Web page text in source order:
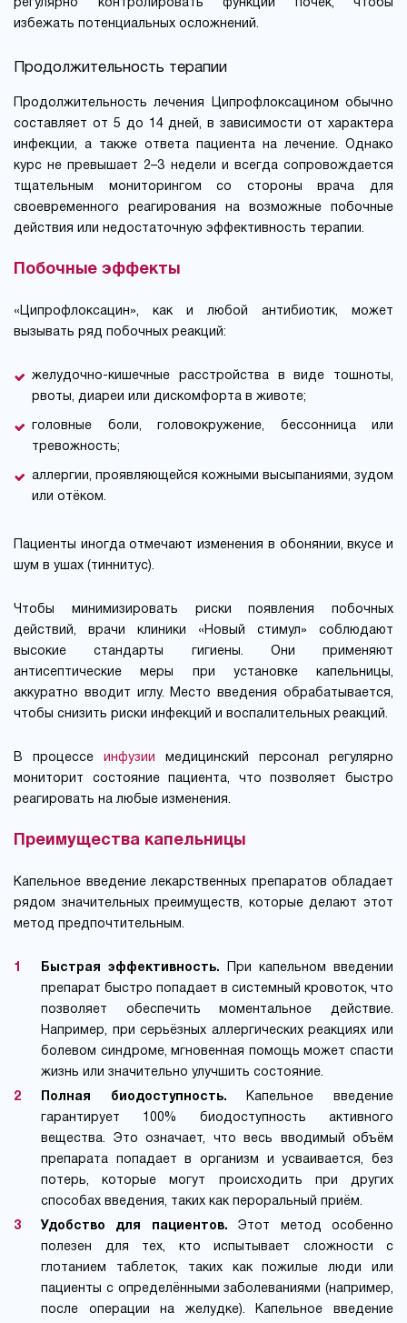
регулярно контролировать функции почек, чтобы
избежать потенциальных осложнений.
Продолжительность терапии
Продолжительность лечения Ципрофлоксацином обычно
составляет от 5 до 14 дней, в зависимости от характера
инфекции, а также ответа пациента на лечение. Однако
курс не превышает 2–3 недели и всегда сопровождается
тщательным мониторингом со стороны врача для
своевременного реагирования на возможные побочные
действия или недостаточную эффективность терапии.
Побочные эффекты
«Ципрофлоксацин», как и любой антибиотик, может
вызывать ряд побочных реакций:
желудочно-кишечные расстройства в виде тошноты,
рвоты, диареи или дискомфорта в животе;
головные боли, головокружение, бессонница или
тревожность;
аллергии, проявляющейся кожными высыпаниями, зудом
или отёком.
Пациенты иногда отмечают изменения в обонянии, вкусе и
шум в ушах (тиннитус).
Чтобы минимизировать риски появления побочных
действий, врачи клиники «Новый стимул» соблюдают
высокие стандарты гигиены. Они применяют
антисептические меры при установке капельницы,
аккуратно вводит иглу. Место введения обрабатывается,
чтобы снизить риски инфекций и воспалительных реакций.
В процессе инфузии медицинский персонал регулярно
мониторит состояние пациента, что позволяет быстро
реагировать на любые изменения.
Преимущества капельницы
Капельное введение лекарственных препаратов обладает
рядом значительных преимуществ, которые делают этот
метод предпочтительным.
Быстрая эффективность. При капельном введении
препарат быстро попадает в системный кровоток, что
позволяет обеспечить моментальное действие.
Например, при серьёзных аллергических реакциях или
болевом синдроме, мгновенная помощь может спасти
жизнь или значительно улучшить состояние.
Полная биодоступность. Капельное введение
гарантирует 100% биодоступность активного
вещества. Это означает, что весь вводимый объём
препарата попадает в организм и усваивается, без
потерь, которые могут происходить при других
способах введения, таких как пероральный приём.
Удобство для пациентов. Этот метод особенно
полезен для тех, кто испытывает сложности с
глотанием таблеток, таких как пожилые люди или
пациенты с определёнными заболеваниями (например,
после операции на желудке). Капельное введение